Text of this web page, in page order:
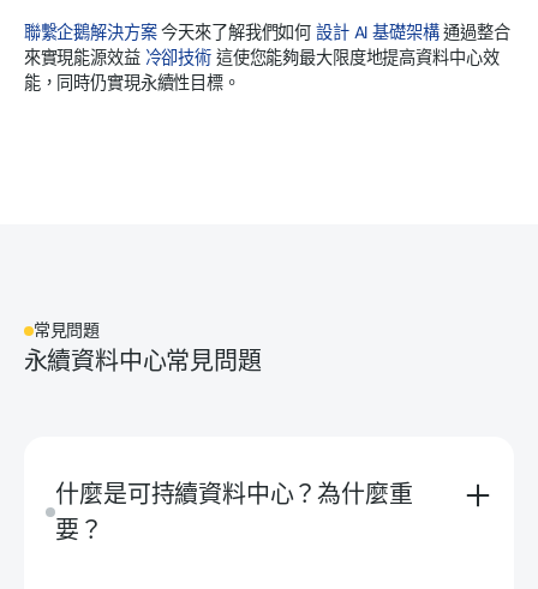
聯繫企鵝解決方案今天來了解我們如何 設計 AI 基礎架構通過整合
來實現能源效益 冷卻技術這使您能夠最大限度地提高資料中心效
能，同時仍實現永續性目標。
常見問題
永續資料中心常見問題
什麼是可持續資料中心？為什麼重
要？